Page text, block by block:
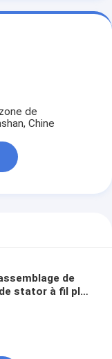
de
Chine
de
stator à fil plat